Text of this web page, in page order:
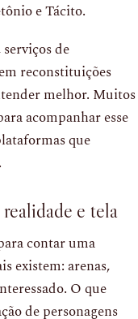
e Tácito.
de
reconstituições
melhor. Muitos
acompanhar esse
que
e tela
contar uma
existem: arenas,
O que
de personagens